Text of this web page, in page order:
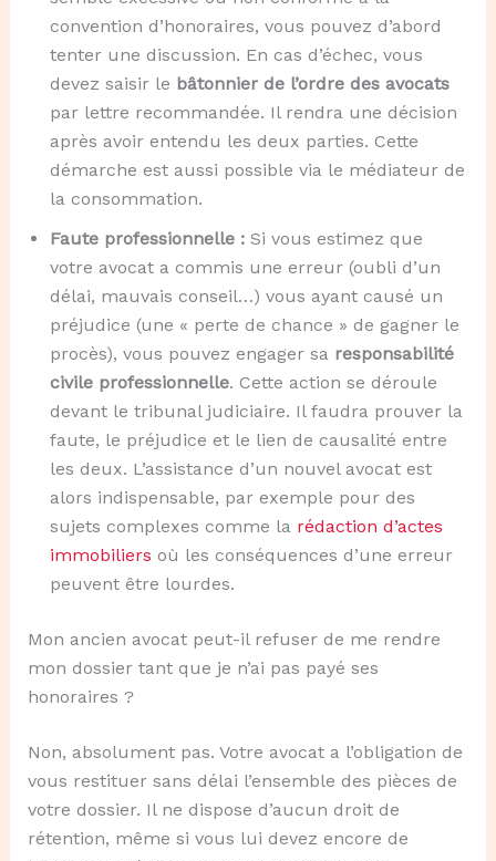
convention d’honoraires, vous pouvez d’abord
tenter une discussion. En cas d’échec, vous
devez saisir le bâtonnier de l’ordre des avocats
par lettre recommandée. Il rendra une décision
après avoir entendu les deux parties. Cette
démarche est aussi possible via le médiateur de
la consommation.
Faute professionnelle :Si vous estimez que
votre avocat a commis une erreur (oubli d’un
délai, mauvais conseil…) vous ayant causé un
préjudice (une « perte de chance » de gagner le
procès), vous pouvez engager sa responsabilité
civile professionnelle. Cette action se déroule
devant le tribunal judiciaire. Il faudra prouver la
faute, le préjudice et le lien de causalité entre
les deux. L’assistance d’un nouvel avocat est
alors indispensable, par exemple pour des
sujets complexes comme la rédaction d’actes
immobiliers où les conséquences d’une erreur
peuvent être lourdes.
Mon ancien avocat peut-il refuser de me rendre
mon dossier tant que je n’ai pas payé ses
honoraires ?
Non, absolument pas. Votre avocat a l’obligation de
vous restituer sans délai l’ensemble des pièces de
votre dossier. Il ne dispose d’aucun droit de
rétention, même si vous lui devez encore de